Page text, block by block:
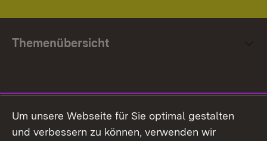
Themenübersicht
Facebook
Um unsere Webseite für Sie optimal gestalten
und verbessern zu können, verwenden wir